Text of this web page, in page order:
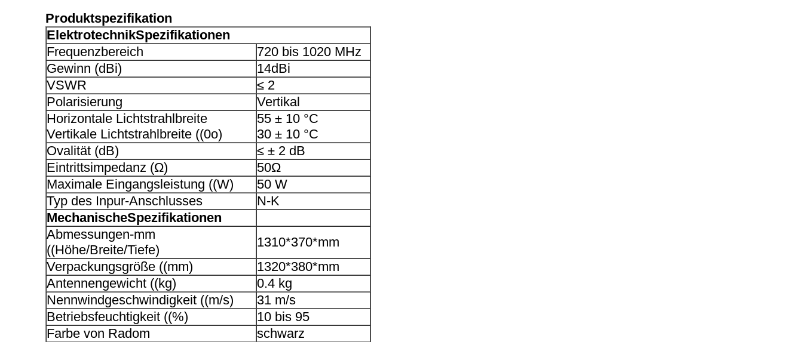
Produktspezifikation
ElektrotechnikSpezifikationen
Frequenzbereich
720 bis 1020 MHz
Gewinn (dBi)
14dBi
VSWR
≤ 2
Polarisierung
Vertikal
Horizontale Lichtstrahlbreite
Vertikale Lichtstrahlbreite ((0o)
55 ± 10 °C
30 ± 10 °C
Ovalität (dB)
≤ ± 2 dB
Eintrittsimpedanz (Ω)
50Ω
Maximale Eingangsleistung ((W)
50 W
Typ des Inpur-Anschlusses
N-K
MechanischeSpezifikationen
Abmessungen-mm
((Höhe/Breite/Tiefe)
1310*370*mm
Verpackungsgröße ((mm)
1320*380*mm
Antennengewicht ((kg)
0.4 kg
Nennwindgeschwindigkeit ((m/s)
31 m/s
Betriebsfeuchtigkeit ((%)
10 bis 95
Farbe von Radom
schwarz